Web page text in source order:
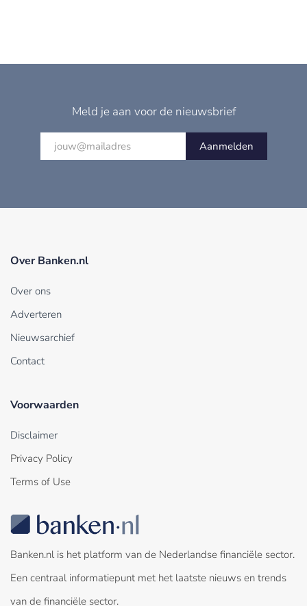
Meld je aan voor de nieuwsbrief
Aanmelden
Over Banken.nl
Over ons
Adverteren
Nieuwsarchief
Contact
Voorwaarden
Disclaimer
Privacy Policy
Terms of Use
Banken.nl is het platform van de Nederlandse financiële sector.
Een centraal informatiepunt met het laatste nieuws en trends
van de financiële sector.